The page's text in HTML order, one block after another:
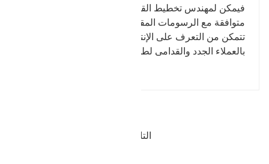
فيمكن لمهندس تخطيط القوالب لدينا صنع قوالب
متوافقة مع الرسومات المقدمة عن طريق العميل ، حتى
تتمكن من التعرف على الإنتاج الضخم الأخضر. نرحب
بالعملاء الجدد والقدامى لطلب المشورة عبر الإنترنت.
التالي : شفة على المطروقات الزيتية